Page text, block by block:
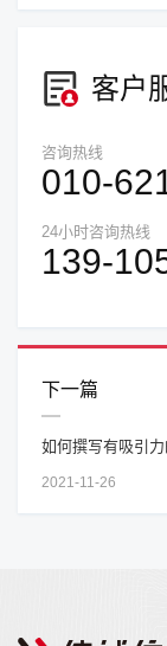
客户
咨询热线
010-
24小时咨询热线
139-
下一篇
如何撰写有吸引
2021-11-26